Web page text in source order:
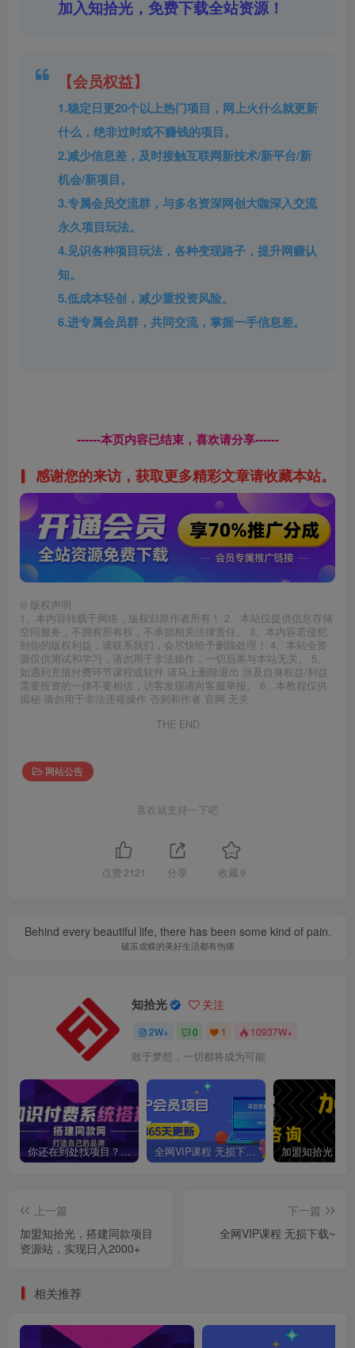
加入知拾光，免费下载全站资源！
【会员权益】
1.稳定日更20个以上热门项目，网上火什么就更新
什么，绝非过时或不赚钱的项目。
2.减少信息差，及时接触互联网新技术/新平台/新
机会/新项目。
3.专属会员交流群，与多名资深网创大咖深入交流
永久项目玩法。
4.见识各种项目玩法，各种变现路子，提升网赚认
知。
5.低成本轻创，减少重投资风险。
6.进专属会员群，共同交流，掌握一手信息差。
------本页内容已结束，喜欢请分享------
感谢您的来访，获取更多精彩文章请收藏本站。
© 版权声明
1、本内容转载于网络，版权归原作者所有！ 2、本站仅提供信息存储
空间服务，不拥有所有权，不承担相关法律责任。 3、本内容若侵犯
到你的版权利益，请联系我们，会尽快给予删除处理！ 4、本站全资
源仅供测试和学习，请勿用于非法操作，一切后果与本站无关。 5、
如遇到充值付费环节课程或软件 请马上删除退出 涉及自身权益/利益
需要投资的一律不要相信，访客发现请向客服举报。 6、本教程仅供
揭秘 请勿用于非法违规操作 否则和作者 官网 无关
THE END
网站公告
喜欢就支持一下吧
点赞 2121 分享 收藏 9
Behind every beautiful life, there has been some kind of pain.
破茧成蝶的美好生活都有伤痛
知拾光 关注
2W+ 0 1 10937W+
敢于梦想，一切都将成为可能
你还在到处找项目？还在当韭菜？我靠卖项目一个月收入5万+，曾经我也是个失败者。 全网VIP课程 无损下载~
上一篇
加盟知拾光，搭建同款项目
资源站，实现日入2000+
下一篇
全网VIP课程 无损下载~
相关推荐